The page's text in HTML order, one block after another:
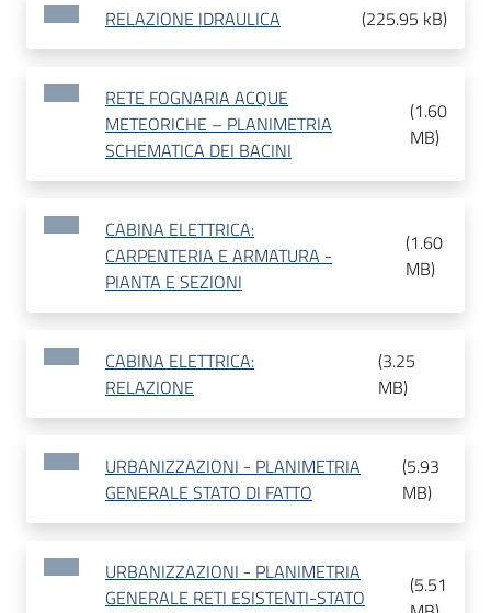
RELAZIONE IDRAULICA (225.95 kB)
RETE FOGNARIA ACQUE
METEORICHE – PLANIMETRIA
SCHEMATICA DEI BACINI
(1.60
MB)
CABINA ELETTRICA:
CARPENTERIA E ARMATURA -
PIANTA E SEZIONI
(1.60
MB)
CABINA ELETTRICA:
RELAZIONE
(3.25
MB)
URBANIZZAZIONI - PLANIMETRIA
GENERALE STATO DI FATTO
(5.93
MB)
URBANIZZAZIONI - PLANIMETRIA
GENERALE RETI ESISTENTI-STATO
(5.51